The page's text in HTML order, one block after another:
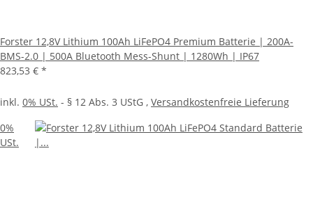
Forster 12,8V Lithium 100Ah LiFePO4 Premium Batterie | 200A-
BMS-2.0 | 500A Bluetooth Mess-Shunt | 1280Wh | IP67
823,53 € *
inkl. 0% USt. - § 12 Abs. 3 UStG , Versandkostenfreie Lieferung
0%
USt.